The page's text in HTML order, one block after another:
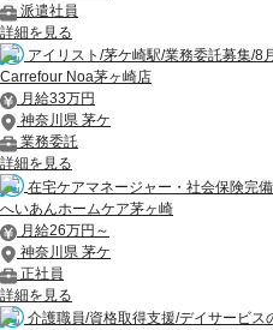
派遣社員
詳細を見る
アイリスト/茅ケ崎駅/業務委託募集/8
Carrefour Noa茅ヶ崎店
月給33万円
神奈川県 茅ケ
業務委託
詳細を見る
在宅ケアマネージャー・社会保険完
へいあんホームケア茅ヶ崎
月給26万円～
神奈川県 茅ケ
正社員
詳細を見る
介護職員/資格取得支援/デイサービス